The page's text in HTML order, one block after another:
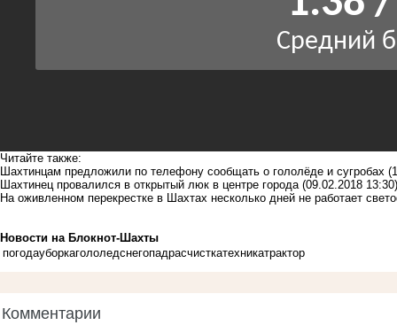
Читайте также:
Шахтинцам предложили по телефону сообщать о гололёде и сугробах
Шахтинец провалился в открытый люк в центре города (09.02.2018 13:30)
На оживленном перекрестке в Шахтах несколько дней не работает
Новости на Блoкнoт-Шахты
погодауборкагололедснегопадрасчисткатехникатрактор
Комментарии